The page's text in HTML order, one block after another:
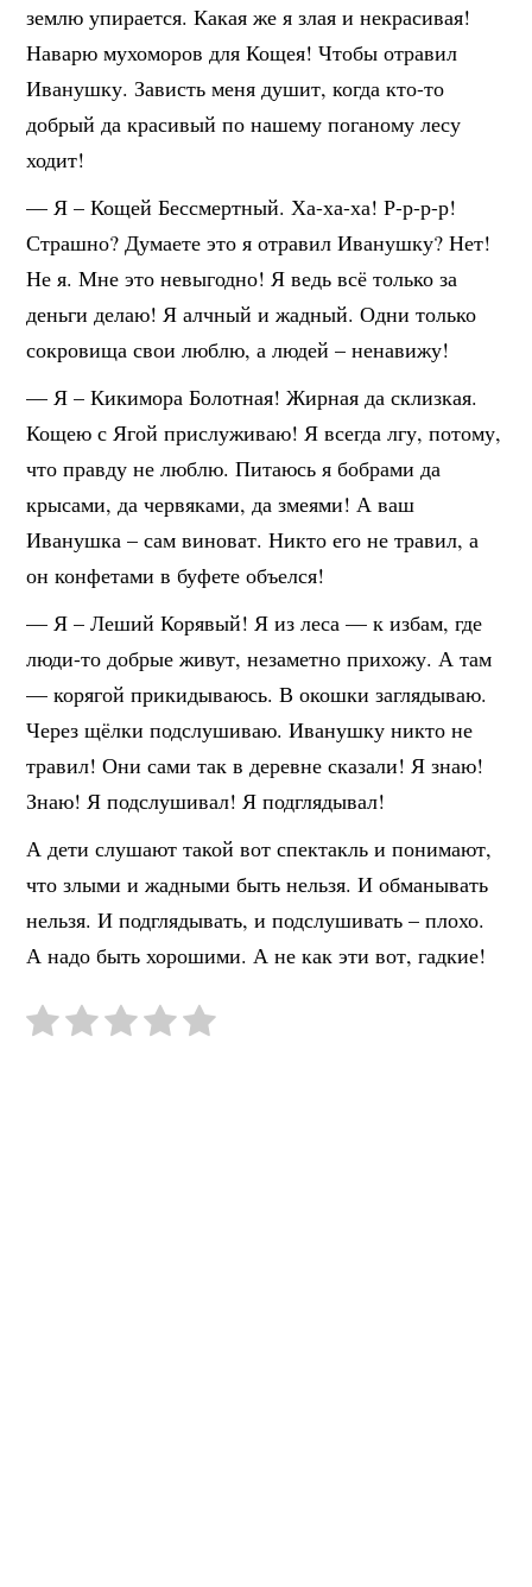
землю упирается. Какая же я злая и некрасивая!
Наварю мухоморов для Кощея! Чтобы отравил
Иванушку. Зависть меня душит, когда кто-то
добрый да красивый по нашему поганому лесу
ходит!
— Я – Кощей Бессмертный. Ха-ха-ха! Р-р-р-р!
Страшно? Думаете это я отравил Иванушку? Нет!
Не я. Мне это невыгодно! Я ведь всё только за
деньги делаю! Я алчный и жадный. Одни только
сокровища свои люблю, а людей – ненавижу!
— Я – Кикимора Болотная! Жирная да склизкая.
Кощею с Ягой прислуживаю! Я всегда лгу, потому,
что правду не люблю. Питаюсь я бобрами да
крысами, да червяками, да змеями! А ваш
Иванушка – сам виноват. Никто его не травил, а
он конфетами в буфете объелся!
— Я – Леший Корявый! Я из леса — к избам, где
люди-то добрые живут, незаметно прихожу. А там
— корягой прикидываюсь. В окошки заглядываю.
Через щёлки подслушиваю. Иванушку никто не
травил! Они сами так в деревне сказали! Я знаю!
Знаю! Я подслушивал! Я подглядывал!
А дети слушают такой вот спектакль и понимают,
что злыми и жадными быть нельзя. И обманывать
нельзя. И подглядывать, и подслушивать – плохо.
А надо быть хорошими. А не как эти вот, гадкие!